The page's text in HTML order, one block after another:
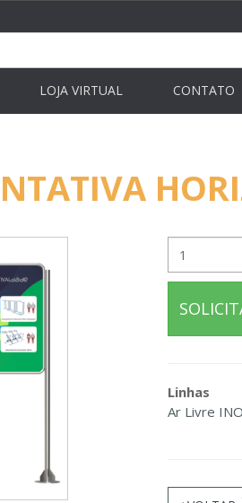
LOJA VIRTUAL CONTATO
Linhas
Ar Livre